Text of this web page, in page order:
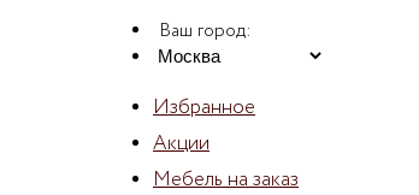
Ваш город:
Избранное
Акции
Мебель на заказ